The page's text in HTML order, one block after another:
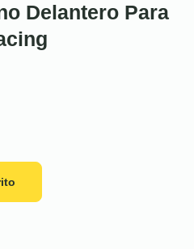
Delantero Para